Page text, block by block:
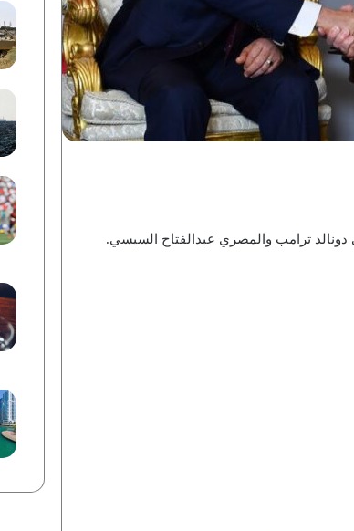
ترامب والمصري عبدالفتاح السيسي.